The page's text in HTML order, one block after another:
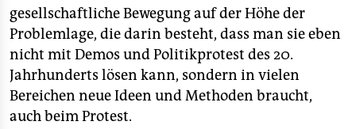
gesellschaftliche Bewegung auf der Höhe der
Problemlage, die darin besteht, dass man sie eben
nicht mit Demos und Politikprotest des 20.
Jahrhunderts lösen kann, sondern in vielen
Bereichen neue Ideen und Methoden braucht,
auch beim Protest.